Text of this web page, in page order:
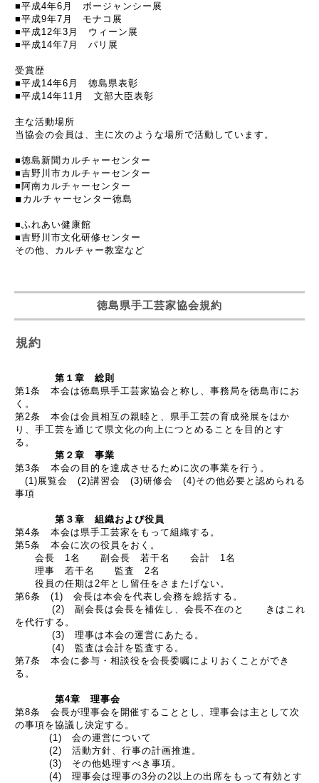
■平成4年6月 ボージャンシー展
■平成9年7月 モナコ展
■平成12年3月 ウィーン展
■平成14年7月 パリ展
受賞歴
■平成14年6月 徳島県表彰
■平成14年11月 文部大臣表彰
主な活動場所
当協会の会員は、主に次のような場所で活動しています。
■徳島新聞カルチャーセンター
■吉野川市カルチャーセンター
■阿南カルチャーセンター
◾︎カルチャーセンター徳島
■ふれあい健康館
■吉野川市文化研修センター
その他、カルチャー教室など
徳島県手工芸家協会規約
規約
第１章 総則
第1条 本会は徳島県手工芸家協会と称し、事務局を徳島市にお
く。
第2条 本会は会員相互の親睦と、県手工芸の育成発展をはか
り、手工芸を通じて 県文化の向上につとめることを目的とす
る。
第２章 事業
第3条 本会の目的を達成させるために次の事業を行う。
(1)展覧会 (2)講習会 (3)研修会 (4)その他必要と認められる
事項
第３章 組織および役員
第4条 本会は県手工芸家をもって組織する。
第5条 本会に次の役員をおく。
会長 1名 副会長 若干名 会計 1名
理事 若干名 監査 2名
役員の任期は2年とし留任をさまたげない。
第6条 (1) 会長は本会を代表し会務を総括する。
(2) 副会長は会長を補佐し、会長不在のと きはこれ
を代行する。
(3) 理事は本会の運営にあたる。
(4) 監査は会計を監査する。
第7条 本会に参与・相談役を会長委嘱によりおくことができ
る。
第4章 理事会
第8条 会長が理事会を開催することとし、理事会は主として次
の事項を協議し決定する。
(1) 会の運営について
(2) 活動方針、行事の計画推進。
(3) その他処理すべき事項。
(4) 理事会は理事の3分の2以上の出席をもって有効とす